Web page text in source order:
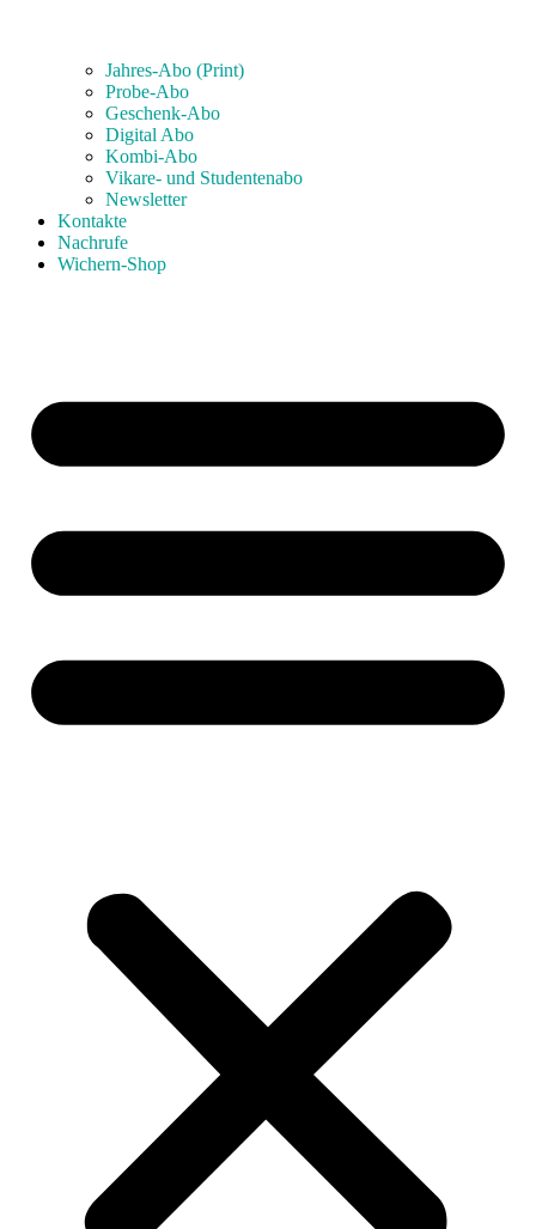
Jahres-Abo (Print)
Probe-Abo
Geschenk-Abo
Digital Abo
Kombi-Abo
Vikare- und Studentenabo
Newsletter
Kontakte
Nachrufe
Wichern-Shop